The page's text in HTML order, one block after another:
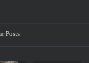
Posts